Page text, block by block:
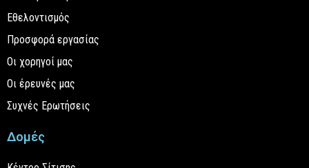
Εθελοντισμός
Προσφορά εργασίας
Οι χορηγοί μας
Οι έρευνές μας
Συχνές Ερωτήσεις
Δομές